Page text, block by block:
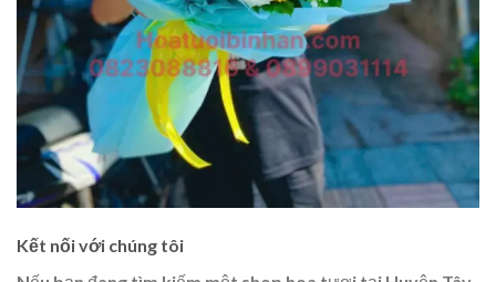
Kết nối với chúng tôi